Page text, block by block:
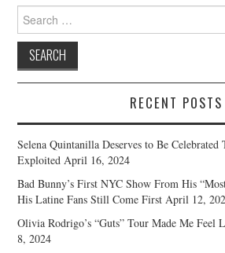
Search
for:
RECENT POSTS
Selena Quintanilla Deserves to Be
Exploited April 16, 2024
Bad Bunny’s First NYC Show From His
His Latine Fans Still Come First April 12,
Olivia Rodrigo’s “Guts” Tour Made Me Feel
8, 2024